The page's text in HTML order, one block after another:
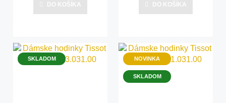
DO KOŠÍKA DO KOŠÍKA
SKLADOM NOVINKA
SKLADOM